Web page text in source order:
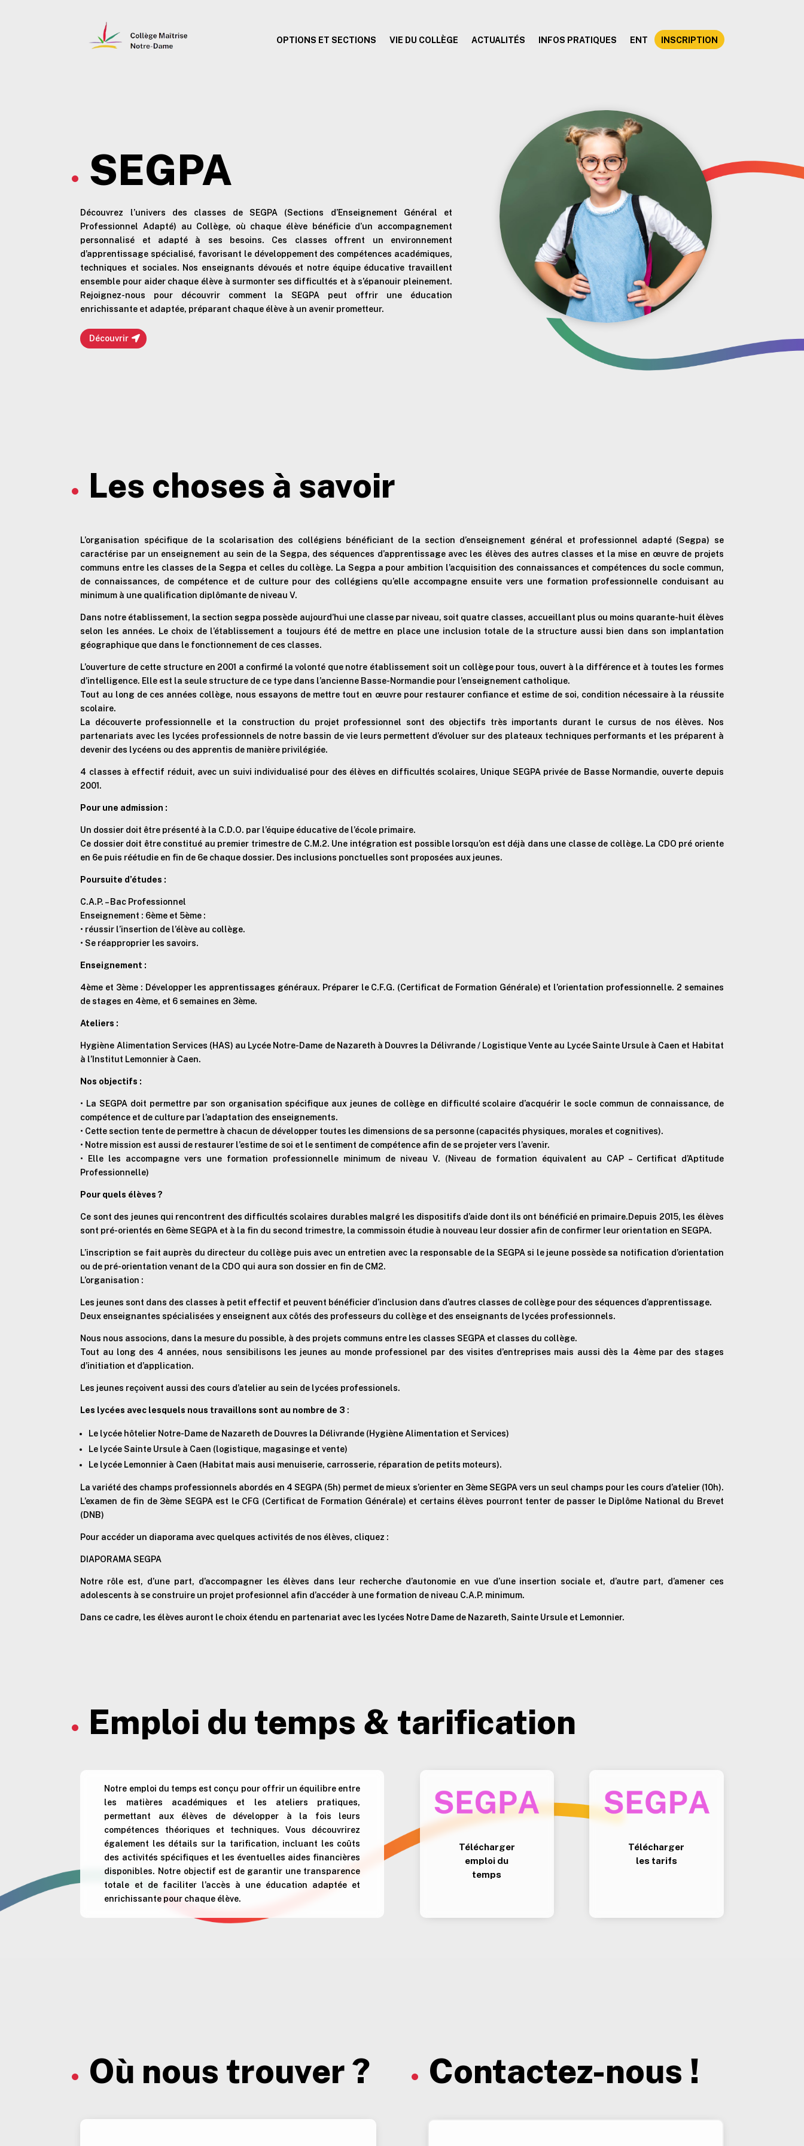
OPTIONS ET SECTIONS VIE DU COLLÈGE ACTUALITÉS INFOS PRATIQUES ENT INSCRIPTION
SEGPA
Découvrez l’univers des classes de SEGPA (Sections d’Enseignement Général et
Professionnel Adapté) au Collège, où chaque élève bénéficie d’un accompagnement
personnalisé et adapté à ses besoins. Ces classes offrent un environnement
d’apprentissage spécialisé, favorisant le développement des compétences académiques,
techniques et sociales. Nos enseignants dévoués et notre équipe éducative travaillent
ensemble pour aider chaque élève à surmonter ses difficultés et à s’épanouir pleinement.
Rejoignez-nous pour découvrir comment la SEGPA peut offrir une éducation
enrichissante et adaptée, préparant chaque élève à un avenir prometteur.
Découvrir
Les choses à savoir
L’organisation spécifique de la scolarisation des collégiens bénéficiant de la section d’enseignement général et professionnel adapté (Segpa) se
caractérise par un enseignement au sein de la Segpa, des séquences d’apprentissage avec les élèves des autres classes et la mise en œuvre de projets
communs entre les classes de la Segpa et celles du collège. La Segpa a pour ambition l’acquisition des connaissances et compétences du socle commun,
de connaissances, de compétence et de culture pour des collégiens qu’elle accompagne ensuite vers une formation professionnelle conduisant au
minimum à une qualification diplômante de niveau V.
Dans notre établissement, la section segpa possède aujourd’hui une classe par niveau, soit quatre classes, accueillant plus ou moins quarante-huit élèves
selon les années. Le choix de l’établissement a toujours été de mettre en place une inclusion totale de la structure aussi bien dans son implantation
géographique que dans le fonctionnement de ces classes.
L’ouverture de cette structure en 2001 a confirmé la volonté que notre établissement soit un collège pour tous, ouvert à la différence et à toutes les formes
d’intelligence. Elle est la seule structure de ce type dans l’ancienne Basse-Normandie pour l’enseignement catholique.
Tout au long de ces années collège, nous essayons de mettre tout en œuvre pour restaurer confiance et estime de soi, condition nécessaire à la réussite
scolaire.
La découverte professionnelle et la construction du projet professionnel sont des objectifs très importants durant le cursus de nos élèves. Nos
partenariats avec les lycées professionnels de notre bassin de vie leurs permettent d’évoluer sur des plateaux techniques performants et les préparent à
devenir des lycéens ou des apprentis de manière privilégiée.
4 classes à effectif réduit, avec un suivi individualisé pour des élèves en difficultés scolaires, Unique SEGPA privée de Basse Normandie, ouverte depuis
2001.
Pour une admission :
Un dossier doit être présenté à la C.D.O. par l’équipe éducative de l’école primaire.
Ce dossier doit être constitué au premier trimestre de C.M.2. Une intégration est possible lorsqu’on est déjà dans une classe de collège. La CDO pré oriente
en 6e puis réétudie en fin de 6e chaque dossier. Des inclusions ponctuelles sont proposées aux jeunes.
Poursuite d’études :
C.A.P. – Bac Professionnel
Enseignement : 6ème et 5ème :
• réussir l’insertion de l’élève au collège.
• Se réapproprier les savoirs.
Enseignement :
4ème et 3ème : Développer les apprentissages généraux. Préparer le C.F.G. (Certificat de Formation Générale) et l’orientation professionnelle. 2 semaines
de stages en 4ème, et 6 semaines en 3ème.
Ateliers :
Hygiène Alimentation Services (HAS) au Lycée Notre-Dame de Nazareth à Douvres la Délivrande / Logistique Vente au Lycée Sainte Ursule à Caen et Habitat
à l’Institut Lemonnier à Caen.
Nos objectifs :
• La SEGPA doit permettre par son organisation spécifique aux jeunes de collège en difficulté scolaire d’acquérir le socle commun de connaissance, de
compétence et de culture par l’adaptation des enseignements.
• Cette section tente de permettre à chacun de développer toutes les dimensions de sa personne (capacités physiques, morales et cognitives).
• Notre mission est aussi de restaurer l’estime de soi et le sentiment de compétence afin de se projeter vers l’avenir.
• Elle les accompagne vers une formation professionnelle minimum de niveau V. (Niveau de formation équivalent au CAP – Certificat d’Aptitude
Professionnelle)
Pour quels élèves ?
Ce sont des jeunes qui rencontrent des difficultés scolaires durables malgré les dispositifs d’aide dont ils ont bénéficié en primaire.Depuis 2015, les élèves
sont pré-orientés en 6ème SEGPA et à la fin du second trimestre, la commissoin étudie à nouveau leur dossier afin de confirmer leur orientation en SEGPA.
L’inscription se fait auprès du directeur du collège puis avec un entretien avec la responsable de la SEGPA si le jeune possède sa notification d’orientation
ou de pré-orientation venant de la CDO qui aura son dossier en fin de CM2.
L’organisation :
Les jeunes sont dans des classes à petit effectif et peuvent bénéficier d’inclusion dans d’autres classes de collège pour des séquences d’apprentissage.
Deux enseignantes spécialisées y enseignent aux côtés des professeurs du collège et des enseignants de lycées professionnels.
Nous nous associons, dans la mesure du possible, à des projets communs entre les classes SEGPA et classes du collège.
Tout au long des 4 années, nous sensibilisons les jeunes au monde professionel par des visites d’entreprises mais aussi dès la 4ème par des stages
d’initiation et d’application.
Les jeunes reçoivent aussi des cours d’atelier au sein de lycées professionels.
Les lycées avec lesquels nous travaillons sont au nombre de 3 :
Le lycée hôtelier Notre-Dame de Nazareth de Douvres la Délivrande (Hygiène Alimentation et Services)
Le lycée Sainte Ursule à Caen (logistique, magasinge et vente)
Le lycée Lemonnier à Caen (Habitat mais ausi menuiserie, carrosserie, réparation de petits moteurs).
La variété des champs professionnels abordés en 4 SEGPA (5h) permet de mieux s’orienter en 3ème SEGPA vers un seul champs pour les cours d’atelier (10h).
L’examen de fin de 3ème SEGPA est le CFG (Certificat de Formation Générale) et certains élèves pourront tenter de passer le Diplôme National du Brevet
(DNB)
Pour accéder un diaporama avec quelques activités de nos élèves, cliquez :
DIAPORAMA SEGPA
Notre rôle est, d’une part, d’accompagner les élèves dans leur recherche d’autonomie en vue d’une insertion sociale et, d’autre part, d’amener ces
adolescents à se construire un projet profesionnel afin d’accéder à une formation de niveau C.A.P. minimum.
Dans ce cadre, les élèves auront le choix étendu en partenariat avec les lycées Notre Dame de Nazareth, Sainte Ursule et Lemonnier.
Emploi du temps & tarification
Notre emploi du temps est conçu pour offrir un équilibre entre
les matières académiques et les ateliers pratiques,
permettant aux élèves de développer à la fois leurs
compétences théoriques et techniques. Vous découvrirez
également les détails sur la tarification, incluant les coûts
des activités spécifiques et les éventuelles aides financières
disponibles. Notre objectif est de garantir une transparence
totale et de faciliter l’accès à une éducation adaptée et
enrichissante pour chaque élève.
Télécharger
emploi du
temps
Télécharger
les tarifs
Où nous trouver ? Contactez-nous !